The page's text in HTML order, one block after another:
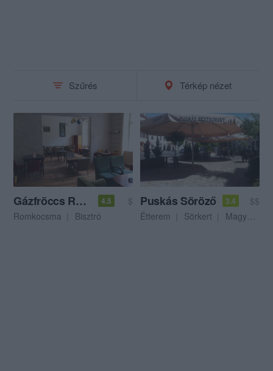
Szűrés Térkép nézet
Gázfröccs Romkocsma 4.5
$
Romkocsma
Bisztró
Puskás Söröző 3.4
$$
Étterem
Sörkert Magyar Étterem